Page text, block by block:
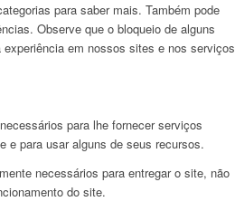
para saber mais. Também pode
Observe que o bloqueio de alguns
em nossos sites e nos serviços
para lhe fornecer serviços
e para usar alguns de seus recursos.
necessários para entregar o site, não
do site.